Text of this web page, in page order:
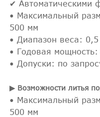
✔ Автоматическими
• Максимальный
500 мм
• Диапазон веса:
• Годовая
• Допуски: по
▶ Возможности литья
• Максимальный
500 мм